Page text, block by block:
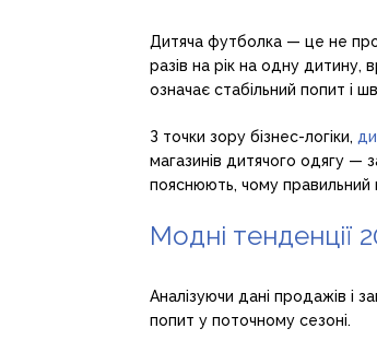
Дитяча футболка — це не
разів на рік на одну дитину,
означає стабільний попит і
З точки зору бізнес-логіки,
магазинів дитячого одягу —
пояснюють, чому правильний
Модні тенденції
Аналізуючи дані продажів і
попит у поточному сезоні.